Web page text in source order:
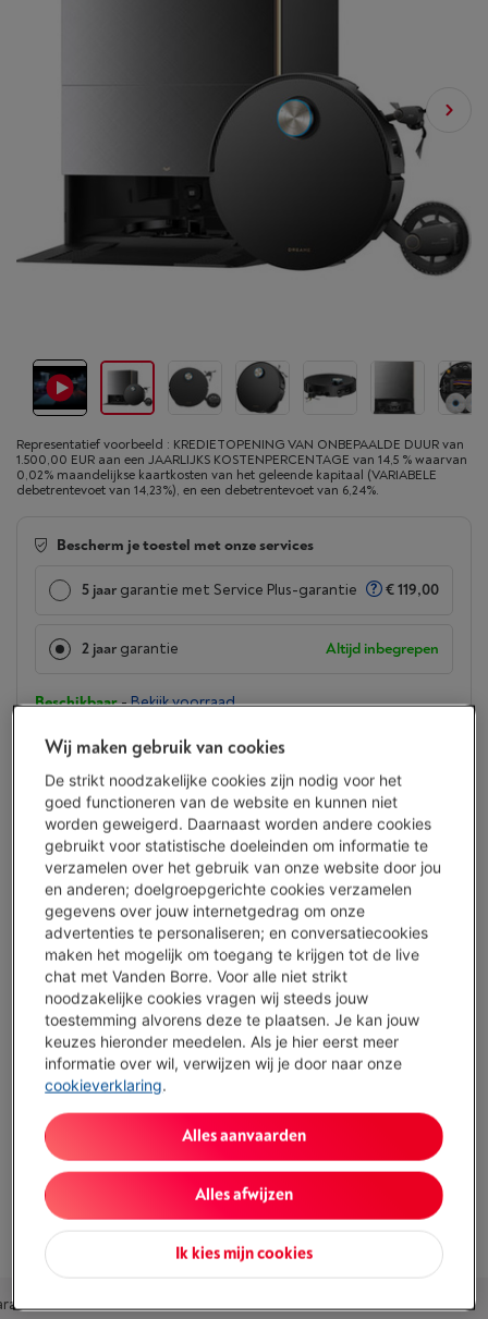
Representatief voorbeeld : KREDIETOPENING VAN ONBEPAALDE DUUR van
1.500,00 EUR aan een JAARLIJKS KOSTENPERCENTAGE van 14,5 % waarvan
0,02% maandelijkse kaartkosten van het geleende kapitaal (VARIABELE
debetrentevoet van 14,23%), en een debetrentevoet van 6,24%.
Bescherm je toestel met onze services
5 jaar garantie met Service Plus-garantie € 119,00
2 jaar garantie Altijd inbegrepen
Beschikbaar-Bekijk voorraad
€ 1.499,00
Debetrentevoet 6,24%, Kredietkost € 100,12
Koop nu
Vergelijken
Troeven
Zuigkracht 42.000 Pa: grondige reiniging van tapijten en
dierenharen in één enkele beurt
UltraExtend-borstel: nauwkeurige reiniging van hoeken,
plinten en minder bereikbare plekken
Automatisch station: legen, reinigen met heet water en
drogen
Toon alle specificaties
Aanbevolen combinaties Accessoires Ons advies
Wij maken gebruik van cookies
De strikt noodzakelijke cookies zijn nodig voor het
goed functioneren van de website en kunnen niet
worden geweigerd. Daarnaast worden andere cookies
gebruikt voor statistische doeleinden om informatie te
verzamelen over het gebruik van onze website door jou
en anderen; doelgroepgerichte cookies verzamelen
gegevens over jouw internetgedrag om onze
advertenties te personaliseren; en conversatiecookies
maken het mogelijk om toegang te krijgen tot de live
chat met Vanden Borre. Voor alle niet strikt
noodzakelijke cookies vragen wij steeds jouw
toestemming alvorens deze te plaatsen. Je kan jouw
keuzes hieronder meedelen. Als je hier eerst meer
informatie over wil, verwijzen wij je door naar onze
cookieverklaring.
Ik kies mijn cookies
Alles afwijzen
Alles aanvaarden